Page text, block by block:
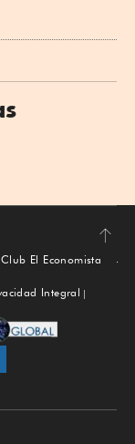
Subir
Club El Economista
Integral